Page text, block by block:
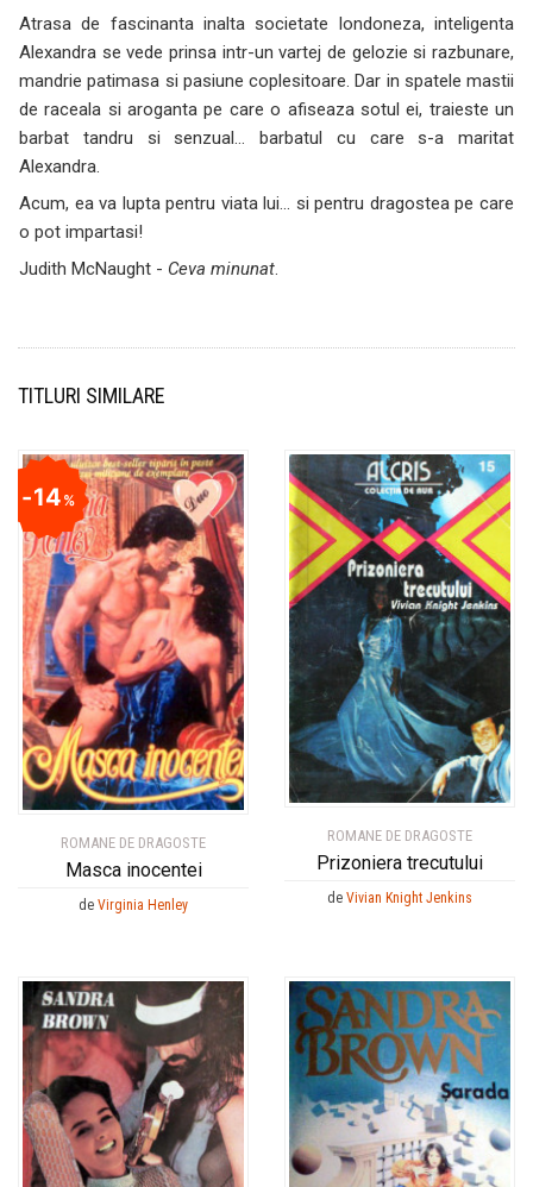
Atrasa de fascinanta inalta societate londoneza, inteligenta
Alexandra se vede prinsa intr-un vartej de gelozie si razbunare,
mandrie patimasa si pasiune coplesitoare. Dar in spatele mastii
de raceala si aroganta pe care o afiseaza sotul ei, traieste un
barbat tandru si senzual… barbatul cu care s-a maritat
Alexandra.
Acum, ea va lupta pentru viata lui… si pentru dragostea pe care
o pot impartasi!
Judith McNaught - Ceva minunat.
TITLURI SIMILARE
ROMANE DE DRAGOSTE
Masca inocentei
14%
de Virginia Henley
ROMANE DE DRAGOSTE
Prizoniera trecutului
de Vivian Knight Jenkins